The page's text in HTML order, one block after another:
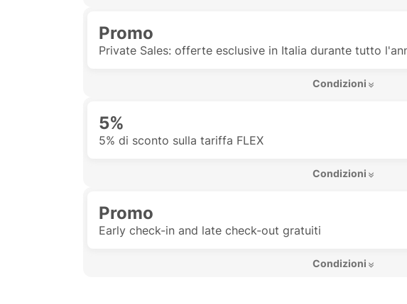
Promo
Private Sales: offerte esclusive in Italia durante tutto
Condizioni
5%
5% di sconto sulla tariffa FLEX
Condizioni
Promo
Early check-in and late check-out gratuiti
Condizioni